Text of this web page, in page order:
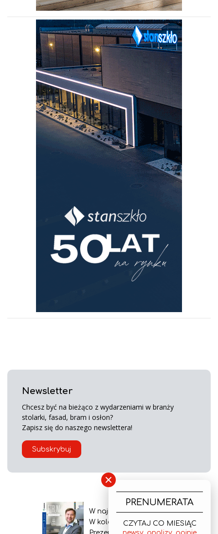
Newsletter
Chcesz być na bieżąco z wydarzeniami w branży
stolarki, fasad, bram i osłon?
Zapisz się do naszego newslettera!
Subskrybuj
W najnowszym wydaniu
W kolejnym numerze
×
PRENUMERATA
CZYTAJ CO MIESIĄC